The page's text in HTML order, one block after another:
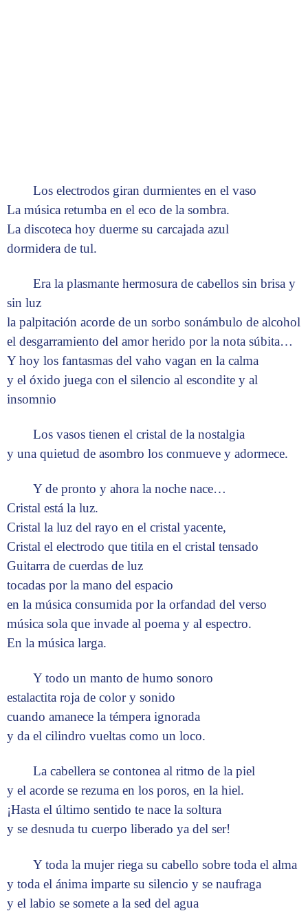
Los electrodos giran durmientes en el vaso
La música retumba en el eco de la sombra.
La discoteca hoy duerme su carcajada azul
dormidera de tul.
Era la plasmante hermosura de cabellos sin brisa y
sin luz
la palpitación acorde de un sorbo sonámbulo de alcohol
el desgarramiento del amor herido por la nota súbita…
Y hoy los fantasmas del vaho vagan en la calma
y el óxido juega con el silencio al escondite y al
insomnio
Los vasos tienen el cristal de la nostalgia
y una quietud de asombro los conmueve y adormece.
Y de pronto y ahora la noche nace…
Cristal está la luz.
Cristal la luz del rayo en el cristal yacente,
Cristal el electrodo que titila en el cristal tensado
Guitarra de cuerdas de luz
tocadas por la mano del espacio
en la música consumida por la orfandad del verso
música sola que invade al poema y al espectro.
En la música larga.
Y todo un manto de humo sonoro
estalactita roja de color y sonido
cuando amanece la témpera ignorada
y da el cilindro vueltas como un loco.
La cabellera se contonea al ritmo de la piel
y el acorde se rezuma en los poros, en la hiel.
¡Hasta el último sentido te nace la soltura
y se desnuda tu cuerpo liberado ya del ser!
Y toda la mujer riega su cabello sobre toda el alma
y toda el ánima imparte su silencio y se naufraga
y el labio se somete a la sed del agua